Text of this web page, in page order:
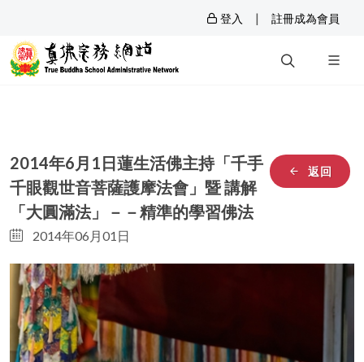
登入 | 註冊成為會員
返回
2014年6月1日蓮生活佛主持「千手
千眼觀世音菩薩護摩法會」暨 講解
「大圓滿法」－－精準的學習佛法
2014年06月01日